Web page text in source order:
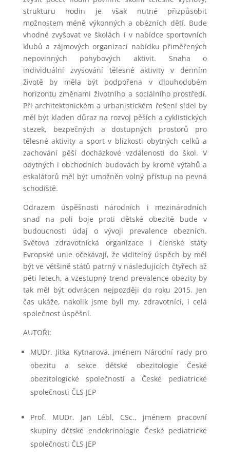
strukturu hodin je však nutné přizpůsobit
možnostem méně výkonných a obézních dětí. Bude
vhodné zvyšovat ve školách i v nabídce sportovních
klubů a zájmových organizací nabídku přiměřených
nepovinných pohybových aktivit. Snaha o
individuální zvyšování tělesné aktivity v denním
životě by měla být podpořena v dlouhodobém
horizontu změnami životního a sociálního prostředí.
Při architektonickém a urbanistickém řešení sídel by
měl být kladen důraz na rozvoj pěších a cyklistických
stezek, bezpečných a dostupných prostorů pro
tělesné aktivity a sport v blízkosti obytných celků a
zachování pěší docházkové vzdálenosti do škol. V
obytných i obchodních budovách by kromě výtahů a
eskalátorů měl být umožněn volný přístup na pevná
schodiště.
Odrazem úspěšnosti národních i mezinárodních
snad na poli boje proti dětské obezitě bude v
budoucnosti údaj o vývoji prevalence obezních.
Světová zdravotnická organizace i členské státy
Evropské unie očekávají, že viditelný úspěch by měl
být ve většině států patrný v následujících čtyřech až
pěti letech, a vzestupný trend prevalence obezity by
tak měl být odvrácen nejpozději do roku 2015. Jen
čas ukáže, nakolik jsme byli my, zdravotníci, i celá
společnost úspěšní.
AUTOŘI:
MUDr. Jitka Kytnarová, jménem Národní rady pro
obezitu a sekce dětské obezitologie České
obezitologické společnosti a České pediatrické
společnosti ČLS JEP
Prof. MUDr. Jan Lébl, CSc., jménem pracovní
skupiny dětské endokrinologie České pediatrické
společnosti ČLS JEP